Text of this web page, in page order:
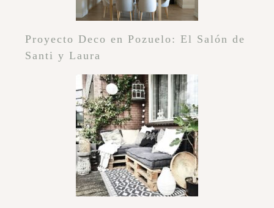
Proyecto Deco en Pozuelo: El Salón de
Santi y Laura